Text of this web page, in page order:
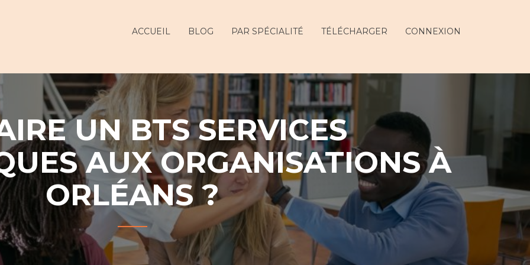
ACCUEIL BLOG PAR SPÉCIALITÉ TÉLÉCHARGER CONNEXION
UN BTS SERVICES
AUX ORGANISATIONS À
ORLÉANS ?